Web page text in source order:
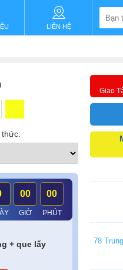
LIÊN HỆ
00
GIỜ
00
PHÚT
+ que lấy
Giao
78